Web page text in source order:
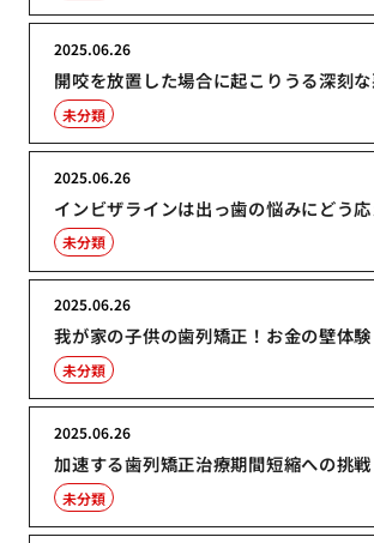
開咬を放置した場合に起こりうる深刻
2025.06.26
未分類
インビザラインは出っ歯の悩みにどう
2025.06.26
未分類
我が家の子供の歯列矯正！お金の壁体験
2025.06.26
未分類
加速する歯列矯正治療期間短縮への挑戦
2025.06.26
未分類